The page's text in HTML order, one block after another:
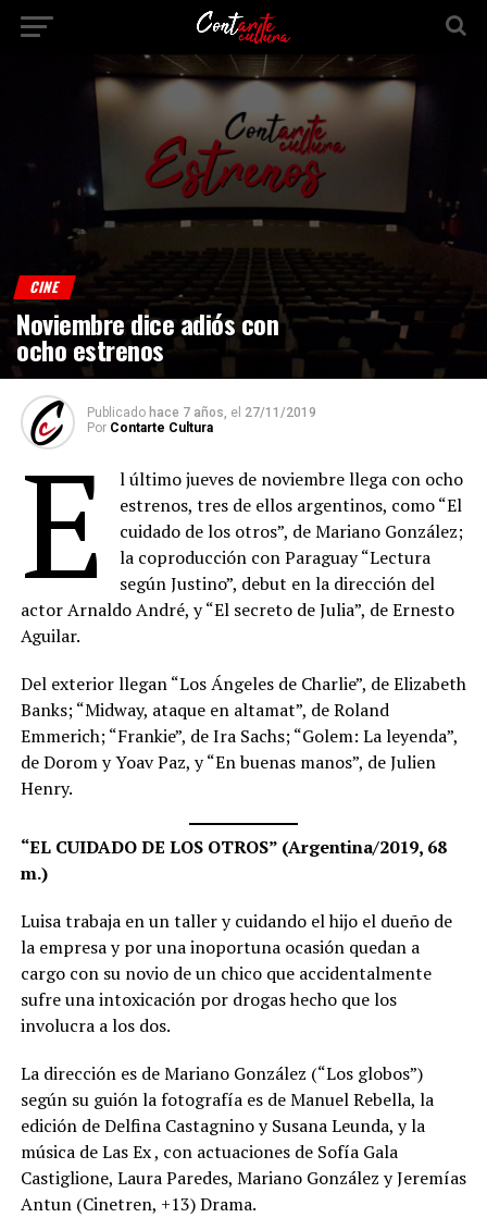
CINE
Noviembre dice adiós con
ocho estrenos
Publicado hace 7 años, el 27/11/2019
Por Contarte Cultura
E
l último jueves de noviembre llega con ocho
estrenos, tres de ellos argentinos, como “El
cuidado de los otros”, de Mariano González;
la coproducción con Paraguay “Lectura
según Justino”, debut en la dirección del
actor Arnaldo André, y “El secreto de Julia”, de Ernesto
Aguilar.
Del exterior llegan “Los Ángeles de Charlie”, de Elizabeth
Banks; “Midway, ataque en altamat”, de Roland
Emmerich; “Frankie”, de Ira Sachs; “Golem: La leyenda”,
de Dorom y Yoav Paz, y “En buenas manos”, de Julien
Henry.
“EL CUIDADO DE LOS OTROS” (Argentina/2019, 68
m.)
Luisa trabaja en un taller y cuidando el hijo el dueño de
la empresa y por una inoportuna ocasión quedan a
cargo con su novio de un chico que accidentalmente
sufre una intoxicación por drogas hecho que los
involucra a los dos.
La dirección es de Mariano González (“Los globos”)
según su guión la fotografía es de Manuel Rebella, la
edición de Delfina Castagnino y Susana Leunda, y la
música de Las Ex , con actuaciones de Sofía Gala
Castiglione, Laura Paredes, Mariano González y Jeremías
Antun (Cinetren, +13) Drama.